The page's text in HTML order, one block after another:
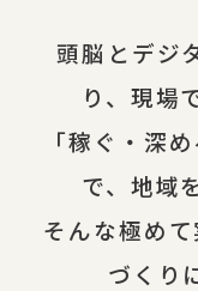
頭脳とデジ
り、現場
「稼ぐ・深
で、地域
そんな極め
づくり